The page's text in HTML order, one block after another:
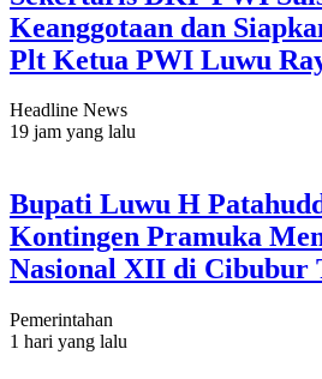
Keanggotaan dan
Plt Ketua PWI Luwu
Headline News
19 jam yang lalu
Bupati Luwu H
Kontingen Pramuka
Nasional XII di Cibubur
Pemerintahan
1 hari yang lalu